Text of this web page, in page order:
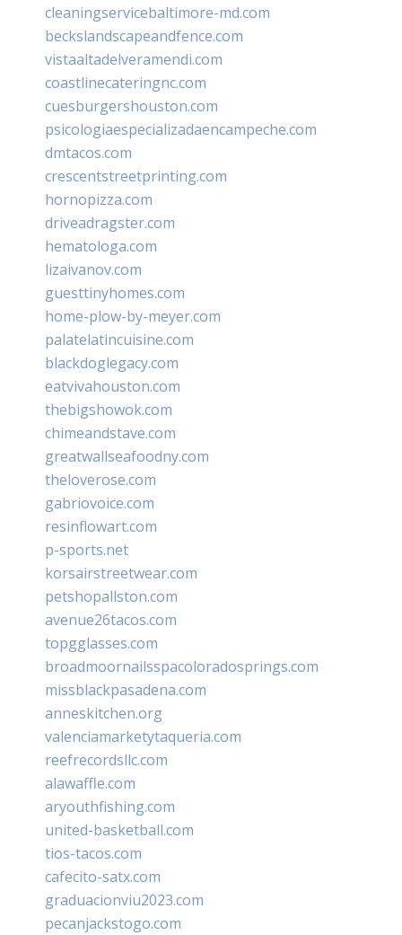
cleaningservicebaltimore-md.com
beckslandscapeandfence.com
vistaaltadelveramendi.com
coastlinecateringnc.com
cuesburgershouston.com
psicologiaespecializadaencampeche.com
dmtacos.com
crescentstreetprinting.com
hornopizza.com
driveadragster.com
hematologa.com
lizaivanov.com
guesttinyhomes.com
home-plow-by-meyer.com
palatelatincuisine.com
blackdoglegacy.com
eatvivahouston.com
thebigshowok.com
chimeandstave.com
greatwallseafoodny.com
theloverose.com
gabriovoice.com
resinflowart.com
p-sports.net
korsairstreetwear.com
petshopallston.com
avenue26tacos.com
topgglasses.com
broadmoornailsspacoloradosprings.com
missblackpasadena.com
anneskitchen.org
valenciamarketytaqueria.com
reefrecordsllc.com
alawaffle.com
aryouthfishing.com
united-basketball.com
tios-tacos.com
cafecito-satx.com
graduacionviu2023.com
pecanjackstogo.com